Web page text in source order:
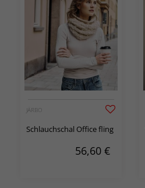
JÄRBO
Schlauchschal Office fling
56,60 €